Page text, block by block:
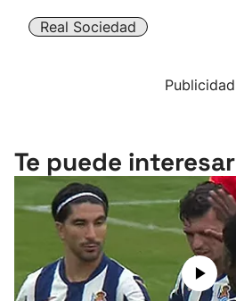
Real Sociedad
Publicidad
Te puede interesar